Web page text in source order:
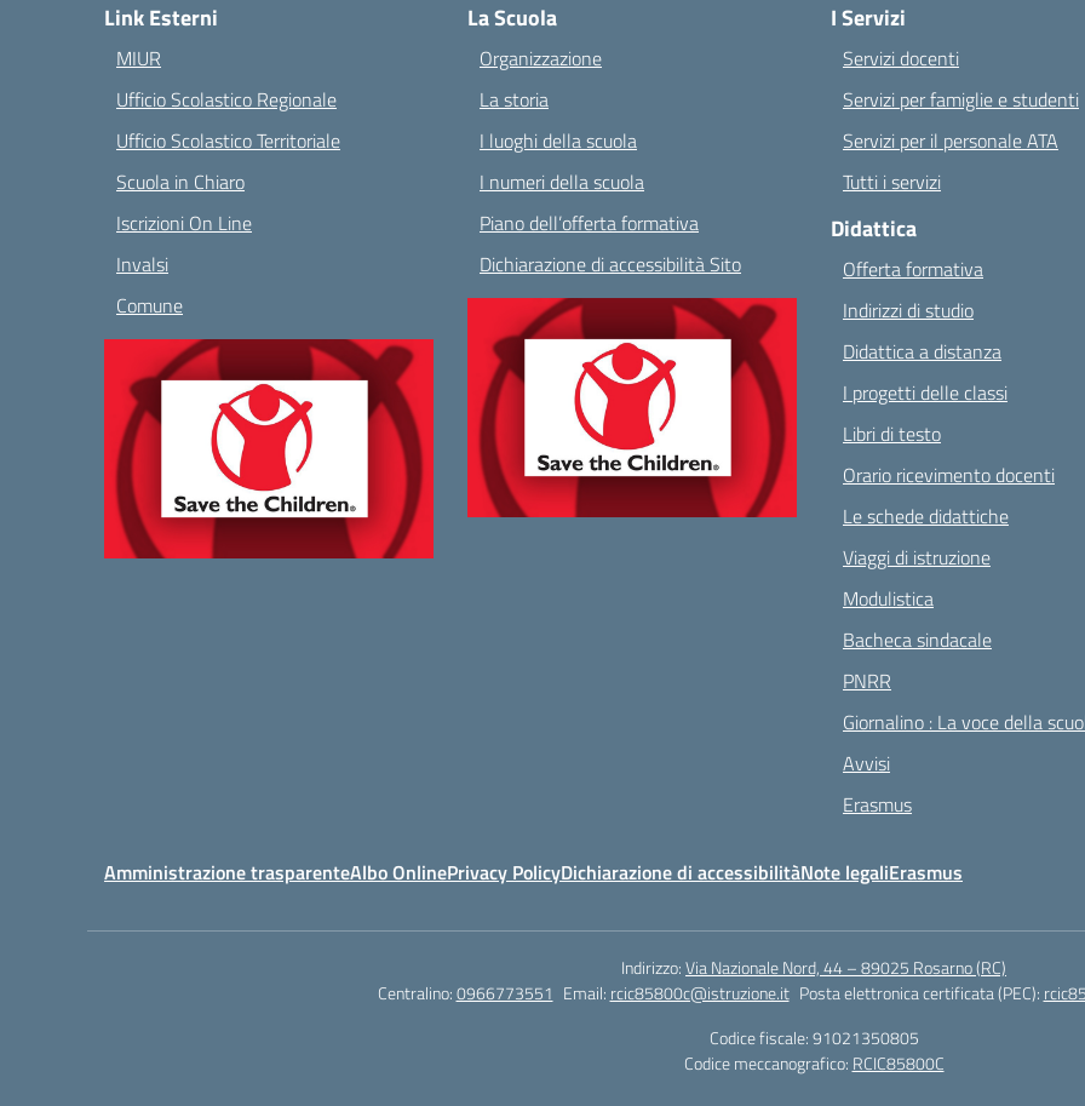
Link Esterni
MIUR
Ufficio Scolastico Regionale
Ufficio Scolastico Territoriale
Scuola in Chiaro
Iscrizioni On Line
Invalsi
Comune
La Scuola
Organizzazione
La storia
I luoghi della scuola
I numeri della scuola
Piano dell’offerta formativa
Dichiarazione di accessibilità Sito
I Servizi
Servizi docenti
Servizi per famiglie e studenti
Servizi per il personale ATA
Tutti i servizi
Didattica
Offerta formativa
Indirizzi di studio
Didattica a distanza
I progetti delle classi
Libri di testo
Orario ricevimento docenti
Le schede didattiche
Viaggi di istruzione
Modulistica
Bacheca sindacale
PNRR
Giornalino : La voce della
Avvisi
Erasmus
Amministrazione trasparenteAlbo OnlinePrivacy PolicyDichiarazione di accessibilitàNote legaliErasmus
Indirizzo:Via Nazionale Nord, 44 – 89025 Rosarno (RC)
Centralino:0966773551 Email: rcic85800c@istruzione.it Posta elettronica certificata (PEC):
Codice fiscale: 91021350805
Codice meccanografico: RCIC85800C